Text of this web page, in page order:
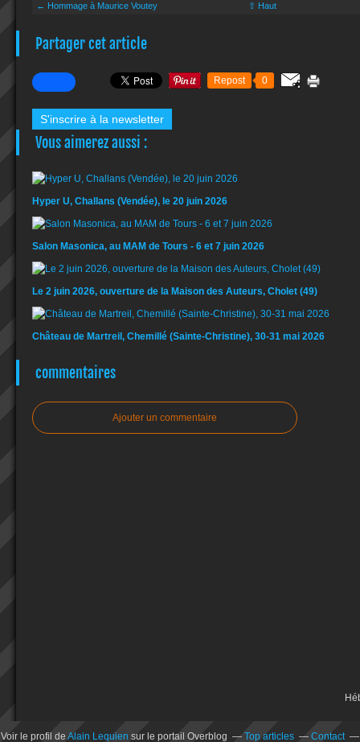
← Hommage à Maurice Voutey ⇧ Haut
Partager cet article
Repost 0
S'inscrire à la newsletter
Vous aimerez aussi :
Hyper U, Challans (Vendée), le 20 juin 2026
Salon Masonica, au MAM de Tours - 6 et 7 juin 2026
Le 2 juin 2026, ouverture de la Maison des Auteurs, Cholet (49)
Château de Martreil, Chemillé (Sainte-Christine), 30-31 mai 2026
commentaires
Ajouter un commentaire
Voir le profil de Alain Lequien sur le portail Overblog Top articles Contact